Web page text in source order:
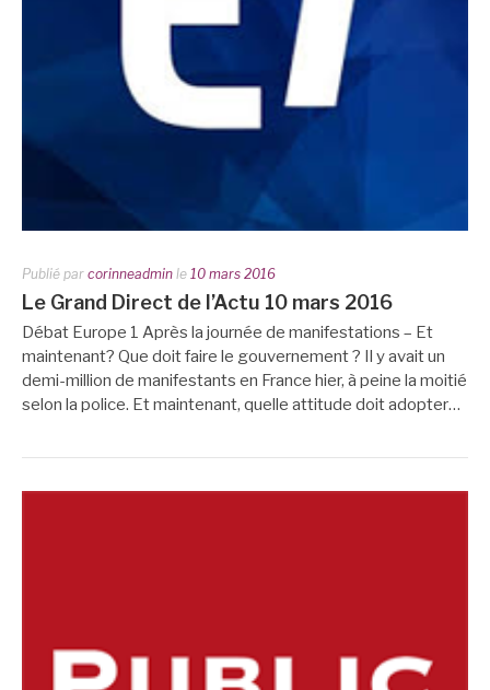
Publié par corinneadmin le 10 mars 2016
Le Grand Direct de l’Actu 10 mars 2016
Débat Europe 1 Après la journée de manifestations – Et
maintenant? Que doit faire le gouvernement ? Il y avait un
demi-million de manifestants en France hier, à peine la moitié
selon la police. Et maintenant, quelle attitude doit adopter…